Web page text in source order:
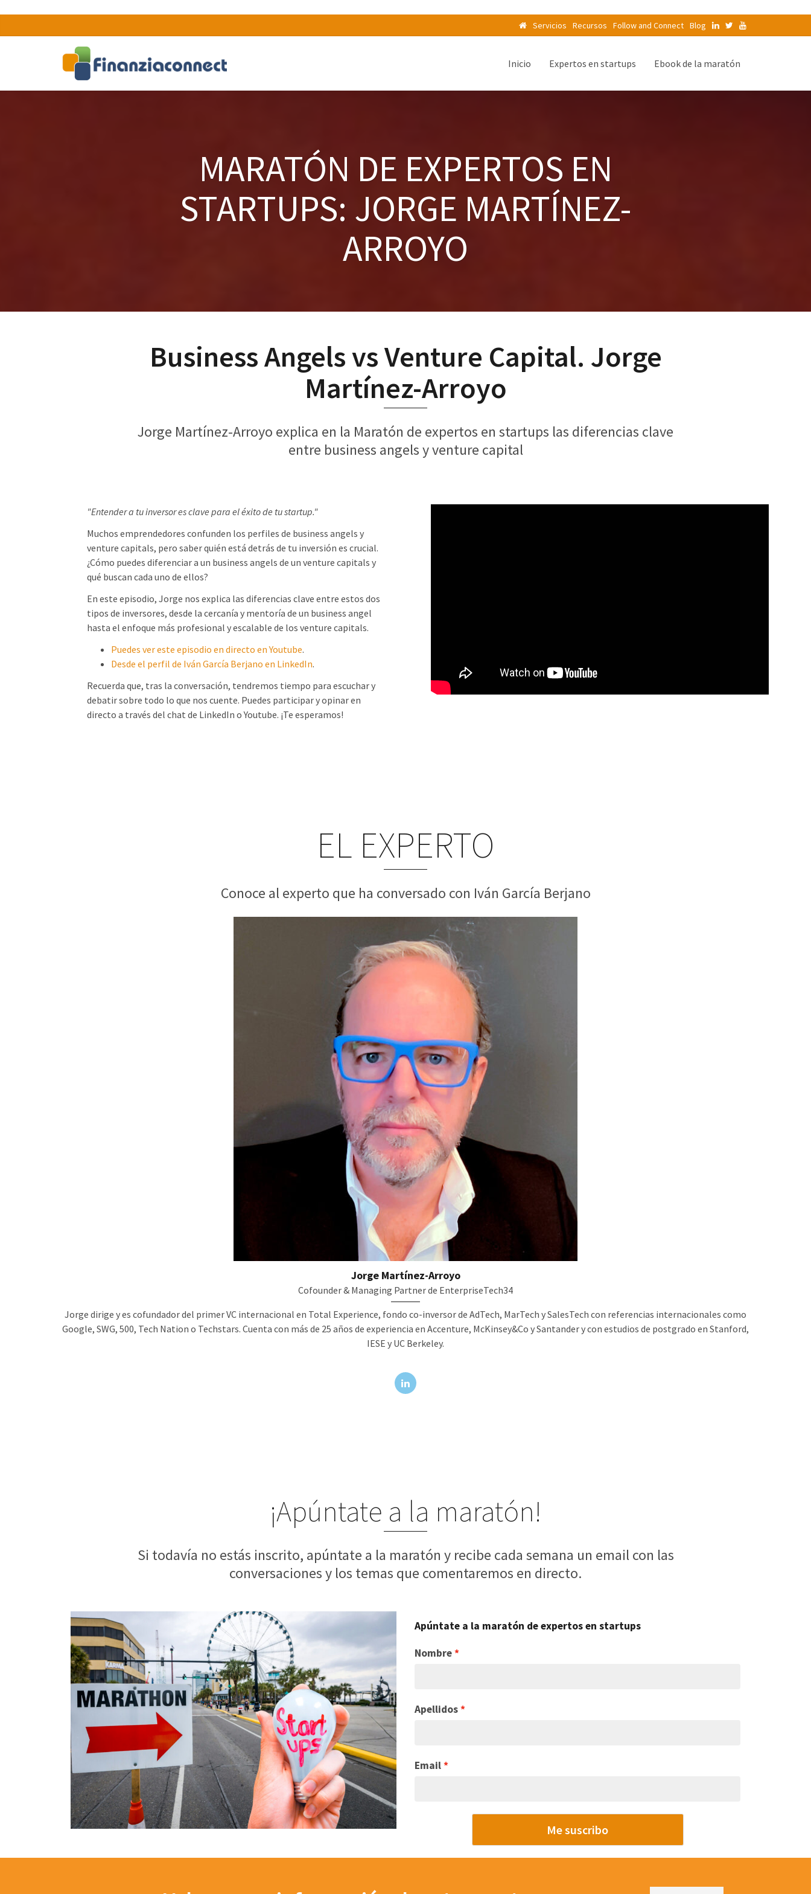
Servicios Recursos Follow and Connect Blog
Inicio Expertos en startups Ebook de la maratón
MARATÓN DE EXPERTOS EN
STARTUPS: JORGE MARTÍNEZ-
ARROYO
Business Angels vs Venture Capital. Jorge
Martínez-Arroyo
Jorge Martínez-Arroyo explica en la Maratón de expertos en startups las diferencias clave
entre business angels y venture capital
"Entender a tu inversor es clave para el éxito de tu startup."
Muchos emprendedores confunden los perfiles de business angels y
venture capitals, pero saber quién está detrás de tu inversión es crucial.
¿Cómo puedes diferenciar a un business angels de un venture capitals y
qué buscan cada uno de ellos?
En este episodio, Jorge nos explica las diferencias clave entre estos dos
tipos de inversores, desde la cercanía y mentoría de un business angel
hasta el enfoque más profesional y escalable de los venture capitals.
Puedes ver este episodio en directo en Youtube.
Desde el perfil de Iván García Berjano en LinkedIn.
Recuerda que, tras la conversación, tendremos tiempo para escuchar y
debatir sobre todo lo que nos cuente. Puedes participar y opinar en
directo a través del chat de LinkedIn o Youtube. ¡Te esperamos!
EL EXPERTO
Conoce al experto que ha conversado con Iván García Berjano
Jorge Martínez-Arroyo
Cofounder & Managing Partner de EnterpriseTech34
Jorge dirige y es cofundador del primer VC internacional en Total Experience, fondo co-inversor de AdTech, MarTech y SalesTech con referencias internacionales como
Google, SWG, 500, Tech Nation o Techstars. Cuenta con más de 25 años de experiencia en Accenture, McKinsey&Co y Santander y con estudios de postgrado en Stanford,
IESE y UC Berkeley.
¡Apúntate a la maratón!
Si todavía no estás inscrito, apúntate a la maratón y recibe cada semana un email con las
conversaciones y los temas que comentaremos en directo.
Apúntate a la maratón de expertos en startups
Nombre
Apellidos
Email
Me suscribo